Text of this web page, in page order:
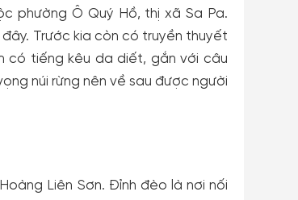
phường Ô Quý Hồ, thị xã Sa Pa.
Trước kia còn có truyền thuyết
có tiếng kêu da diết, gắn với câu
núi rừng nên về sau được người
Liên Sơn. Đỉnh đèo là nơi nối